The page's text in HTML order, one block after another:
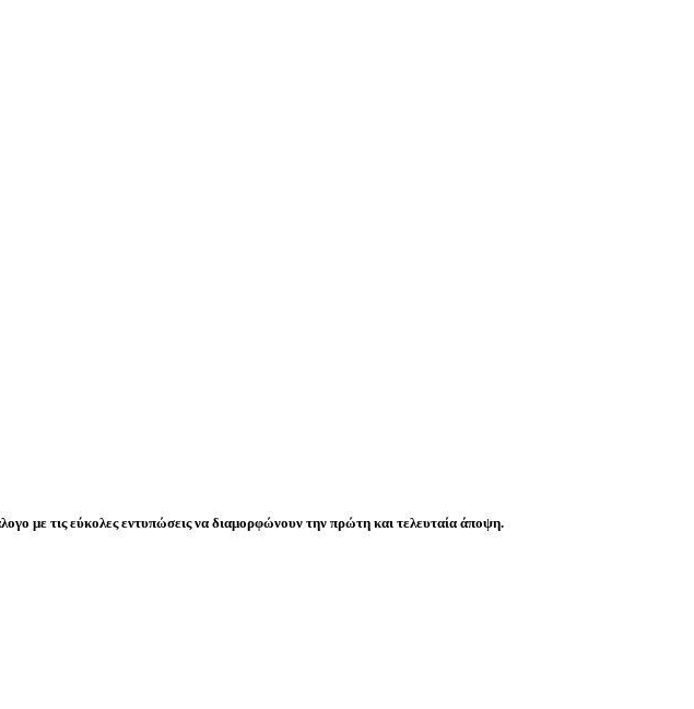
με τις εύκολες εντυπώσεις να διαμορφώνουν την πρώτη και τελευταία άποψη.